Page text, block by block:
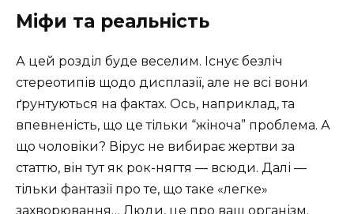
Міфи та реальність
А цей розділ буде веселим. Існує безліч
стереотипів щодо дисплазії, але не всі вони
ґрунтуються на фактах. Ось, наприклад, та
впевненість, що це тільки “жіноча” проблема. А
що чоловіки? Вірус не вибирає жертви за
статтю, він тут як рок-нягтя — всюди. Далі —
тільки фантазії про те, що таке «легке»
захворювання… Люди, це про ваш організм.